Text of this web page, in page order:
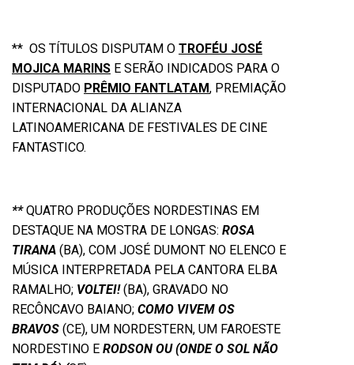
** OS TÍTULOS DISPUTAM O TROFÉU JOSÉ
MOJICA MARINS E SERÃO INDICADOS PARA O
DISPUTADO PRÊMIO FANTLATAM, PREMIAÇÃO
INTERNACIONAL DA ALIANZA
LATINOAMERICANA DE FESTIVALES DE CINE
FANTASTICO.
**QUATRO PRODUÇÕES NORDESTINAS EM
DESTAQUE NA MOSTRA DE LONGAS: ROSA
TIRANA (BA), COM JOSÉ DUMONT NO ELENCO E
MÚSICA INTERPRETADA PELA CANTORA ELBA
RAMALHO; VOLTEI!(BA), GRAVADO NO
RECÔNCAVO BAIANO; COMO VIVEM OS
BRAVOS (CE), UM NORDESTERN, UM FAROESTE
NORDESTINO E RODSON OU (ONDE O SOL NÃO